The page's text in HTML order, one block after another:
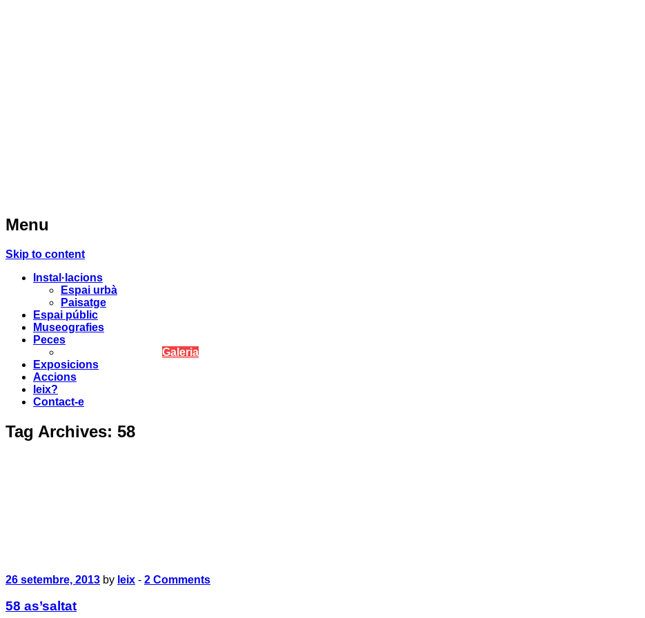
Menu
Skip to content
Instal·lacions
Espai urbà
Paisatge
Espai públic
Museografies
Peces
Galeria
Exposicions
Accions
leix?
Contact-e
Tag Archives: 58
26 setembre, 2013 byleix -2 Comments